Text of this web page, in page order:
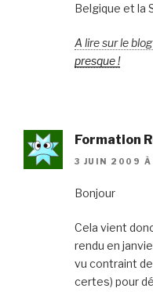
Belgique et la
A lire sur le
presque !
Formation
3 JUIN 2009
Bonjour
Cela vient
rendu en
vu contraint
certes) pour